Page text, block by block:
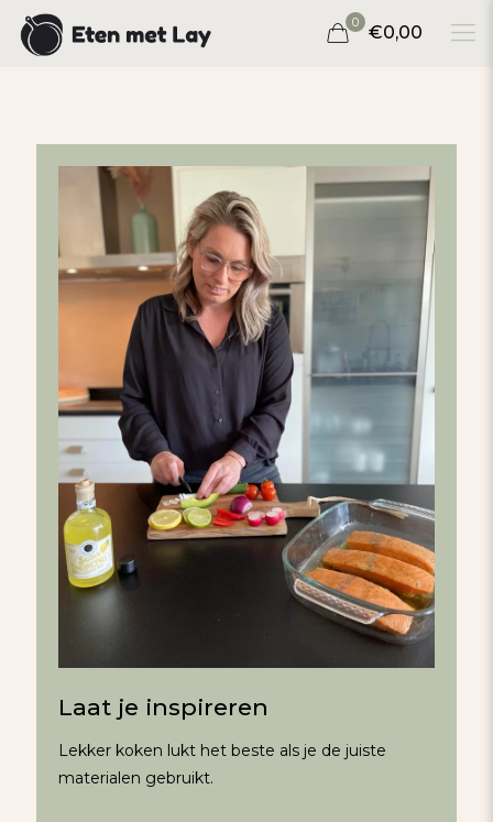
0 €0,00
Laat je inspireren
Lekker koken lukt het beste als je de juiste
materialen gebruikt.